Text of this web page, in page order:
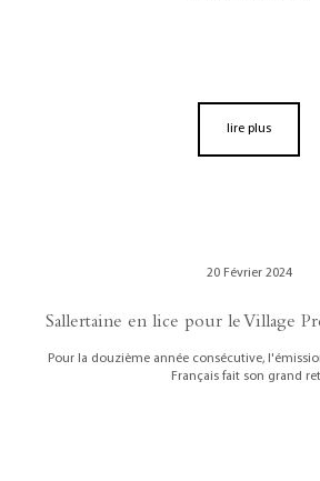
lire plus
20 Février 2024
Sallertaine en lice pour le Village
Pour la douzième année consécutive,
Français fait son grand